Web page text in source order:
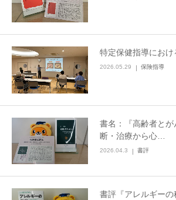
特定保健指導におけ
2026.05.29 保険指導
書名：『高齢者と
断・治療から心…
2026.04.3 書評
書評『アレルギー